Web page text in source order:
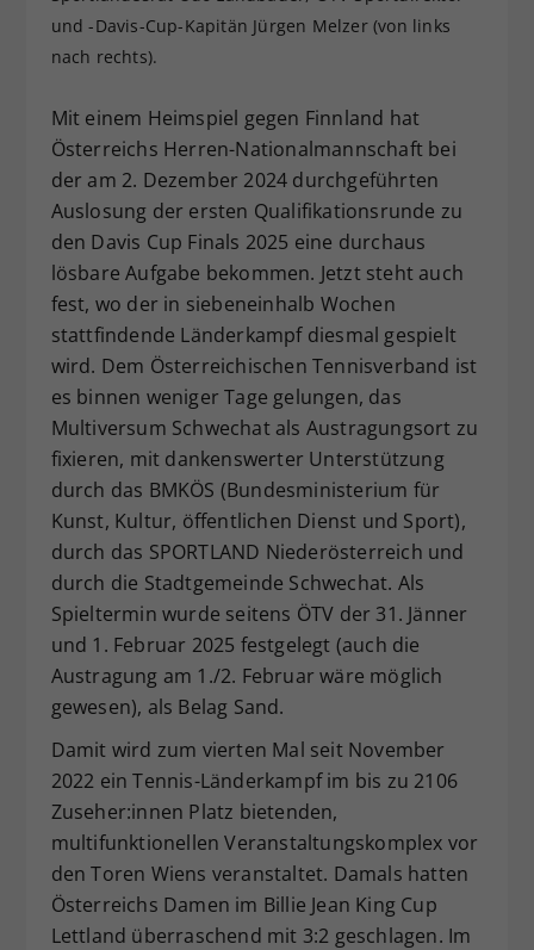
und -Davis-Cup-Kapitän Jürgen Melzer (von links
nach rechts).
Mit einem Heimspiel gegen Finnland hat
Österreichs Herren-Nationalmannschaft bei
der am 2. Dezember 2024 durchgeführten
Auslosung der ersten Qualifikationsrunde zu
den Davis Cup Finals 2025 eine durchaus
lösbare Aufgabe bekommen. Jetzt steht auch
fest, wo der in siebeneinhalb Wochen
stattfindende Länderkampf diesmal gespielt
wird. Dem Österreichischen Tennisverband ist
es binnen weniger Tage gelungen, das
Multiversum Schwechat als Austragungsort zu
fixieren, mit dankenswerter Unterstützung
durch das BMKÖS (Bundesministerium für
Kunst, Kultur, öffentlichen Dienst und Sport),
durch das SPORTLAND Niederösterreich und
durch die Stadtgemeinde Schwechat. Als
Spieltermin wurde seitens ÖTV der 31. Jänner
und 1. Februar 2025 festgelegt (auch die
Austragung am 1./2. Februar wäre möglich
gewesen), als Belag Sand.
Damit wird zum vierten Mal seit November
2022 ein Tennis-Länderkampf im bis zu 2106
Zuseher:innen Platz bietenden,
multifunktionellen Veranstaltungskomplex vor
den Toren Wiens veranstaltet. Damals hatten
Österreichs Damen im Billie Jean King Cup
Lettland überraschend mit 3:2 geschlagen. Im
Zweck
Dieser Wert speichert Ihre Consent-
historische Speicherung Ihrer
vorgenommen Einstellungen, falls der
Webseiten-Betreiber dies eingestellt
hat.